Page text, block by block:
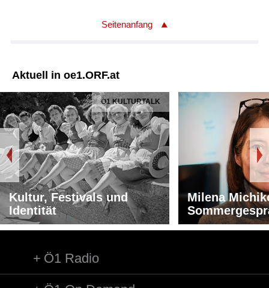
Seitenanfang
Aktuell in oe1.ORF.at
Ö1 KULTURTALK
Kultur, Festivals und
Identität
Milena
Ö1 Radio